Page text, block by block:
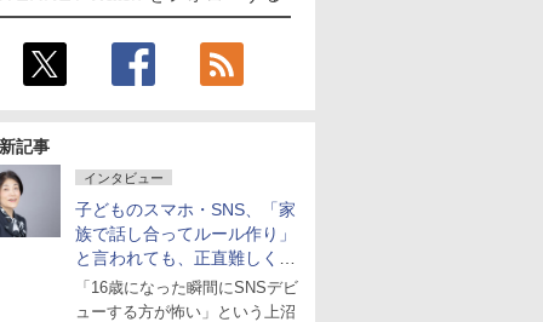
記事
インタビュー
子どものスマホ・SNS、「家
族で話し合ってルール作り」
と言われても、正直難しくな
いですか？
「16歳になった瞬間にSNSデビ
ューする方が怖い」という上沼